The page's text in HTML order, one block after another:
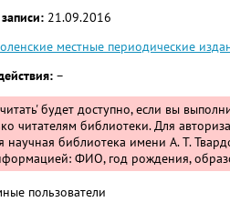
21.09.2016
местные периодические
–
будет доступно, если вы
читателям библиотеки. Для
научная библиотека имени А. Т.
ФИО, год рождения,
пользователи